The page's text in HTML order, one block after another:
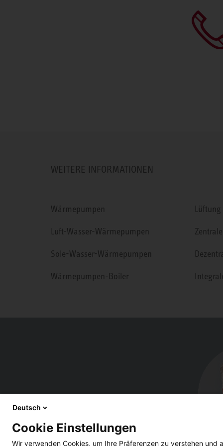
WEITERE INFORMATIONEN
Wärmepumpen
Luft-Wasser-Wärmepumpen
Sole-Wasser-Wärmepumpen
Wärmepumpen-Boiler
Lüftung
Deutsch
Cookie Einstellungen
Wir verwenden Cookies, um Ihre Präferenzen zu verstehen